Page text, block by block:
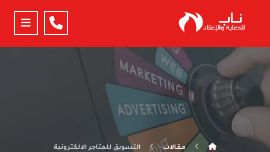
مقالات التسويق للمتاجر الالكترونية